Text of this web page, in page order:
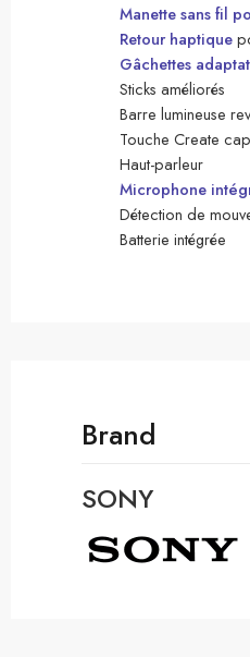
Manette sans fil
Retour haptique
Gâchettes
Sticks améliorés
Barre lumineuse
Touche Create
Haut-parleur
Microphone
Détection de
Batterie intégrée
Brand
SONY